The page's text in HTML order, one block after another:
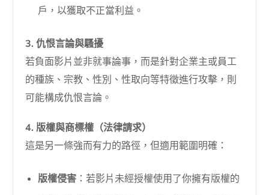
戶，以獲取不正當利益。
3. 仇恨言論與騷擾
若負面影片並非就事論事，而是針對企業主或員工
的種族、宗教、性別、性取向等特徵進行攻擊，則
可能構成仇恨言論。
4. 版權與商標權（法律請求）
這是另一條強而有力的路徑，但適用範圍明確：
版權侵害 ：若影片未經授權使用了你擁有版權的